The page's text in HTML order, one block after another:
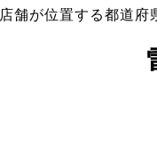
舗が位置する都道府